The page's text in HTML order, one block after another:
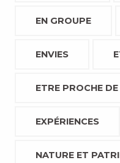
EN GROUPE
ENVIES
ETRE PROCHE
EXPÉRIENCES
NATURE ET